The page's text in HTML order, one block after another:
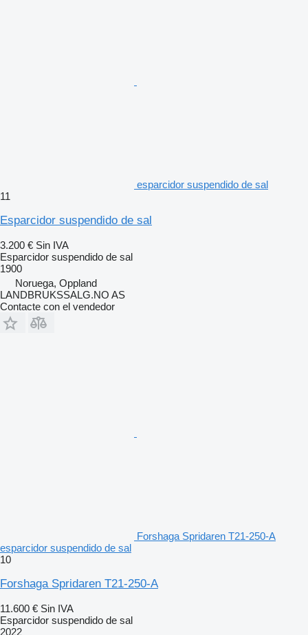
esparcidor suspendido de sal
11
Esparcidor suspendido de sal
3.200 € Sin IVA
Esparcidor suspendido de sal
1900
Noruega, Oppland
LANDBRUKSSALG.NO AS
Contacte con el vendedor
Forshaga Spridaren T21-250-A
esparcidor suspendido de sal
10
Forshaga Spridaren T21-250-A
11.600 € Sin IVA
Esparcidor suspendido de sal
2022